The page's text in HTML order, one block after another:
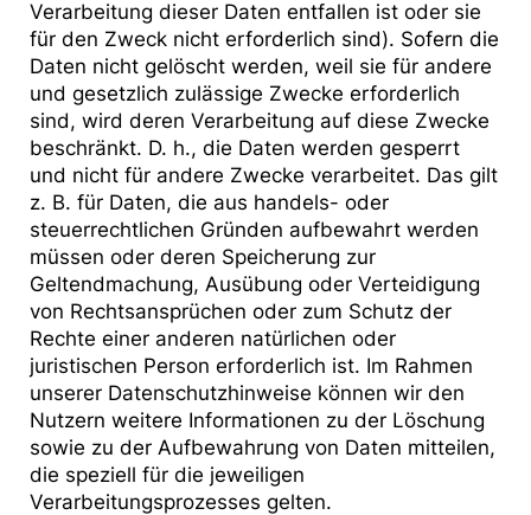
Verarbeitung dieser Daten entfallen ist oder sie
für den Zweck nicht erforderlich sind). Sofern die
Daten nicht gelöscht werden, weil sie für andere
und gesetzlich zulässige Zwecke erforderlich
sind, wird deren Verarbeitung auf diese Zwecke
beschränkt. D. h., die Daten werden gesperrt
und nicht für andere Zwecke verarbeitet. Das gilt
z. B. für Daten, die aus handels- oder
steuerrechtlichen Gründen aufbewahrt werden
müssen oder deren Speicherung zur
Geltendmachung, Ausübung oder Verteidigung
von Rechtsansprüchen oder zum Schutz der
Rechte einer anderen natürlichen oder
juristischen Person erforderlich ist. Im Rahmen
unserer Datenschutzhinweise können wir den
Nutzern weitere Informationen zu der Löschung
sowie zu der Aufbewahrung von Daten mitteilen,
die speziell für die jeweiligen
Verarbeitungsprozesses gelten.